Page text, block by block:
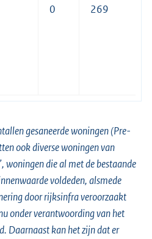
0 269
gesaneerde woningen (Pre-
ook diverse woningen van
woningen die al met de bestaande
voldeden, alsmede
door rijksinfra veroorzaakt
onder verantwoording van het
Daarnaast kan het zijn dat er